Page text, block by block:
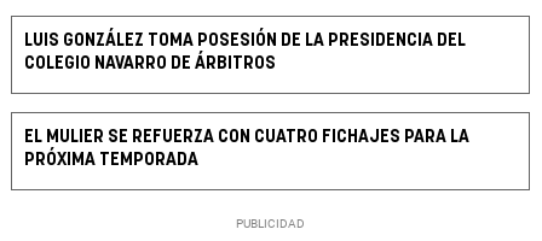
LUIS GONZÁLEZ TOMA POSESIÓN DE LA PRESIDENCIA DEL
COLEGIO NAVARRO DE ÁRBITROS
EL MULIER SE REFUERZA CON CUATRO FICHAJES PARA LA
PRÓXIMA TEMPORADA